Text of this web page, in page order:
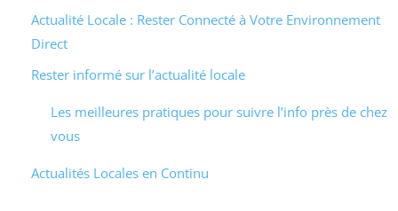
Actualité Locale : Rester Connecté à Votre Environnement
Direct
Rester informé sur l’actualité locale
Les meilleures pratiques pour suivre l’info près de chez
vous
Actualités Locales en Continu